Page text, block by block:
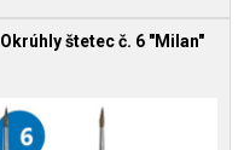
Okrúhly štetec č. 6 "Milan"